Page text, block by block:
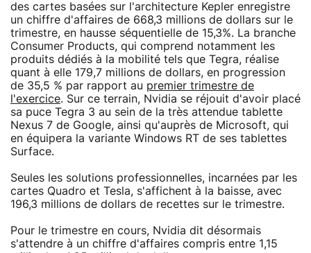
des cartes basées sur l'architecture Kepler enregistre
un chiffre d'affaires de 668,3 millions de dollars sur le
trimestre, en hausse séquentielle de 15,3%. La branche
Consumer Products, qui comprend notamment les
produits dédiés à la mobilité tels que Tegra, réalise
quant à elle 179,7 millions de dollars, en progression
de 35,5 % par rapport au premier trimestre de
l'exercice. Sur ce terrain, Nvidia se réjouit d'avoir placé
sa puce Tegra 3 au sein de la très attendue tablette
Nexus 7 de Google, ainsi qu'auprès de Microsoft, qui
en équipera la variante Windows RT de ses tablettes
Surface.
Seules les solutions professionnelles, incarnées par les
cartes Quadro et Tesla, s'affichent à la baisse, avec
196,3 millions de dollars de recettes sur le trimestre.
Pour le trimestre en cours, Nvidia dit désormais
s'attendre à un chiffre d'affaires compris entre 1,15